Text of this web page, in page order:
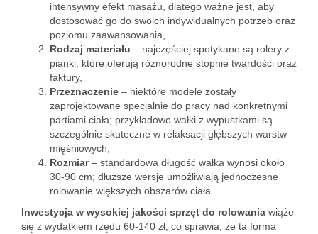
intensywny efekt masażu, dlatego ważne jest, aby
dostosować go do swoich indywidualnych potrzeb oraz
poziomu zaawansowania,
Rodzaj materiału – najczęściej spotykane są rolery z
pianki, które oferują różnorodne stopnie twardości oraz
faktury,
Przeznaczenie – niektóre modele zostały
zaprojektowane specjalnie do pracy nad konkretnymi
partiami ciała; przykładowo wałki z wypustkami są
szczególnie skuteczne w relaksacji głębszych warstw
mięśniowych,
Rozmiar– standardowa długość wałka wynosi około
30-90 cm; dłuższe wersje umożliwiają jednoczesne
rolowanie większych obszarów ciała.
Inwestycja w wysokiej jakości sprzęt do rolowania wiąże
się z wydatkiem rzędu 60-140 zł, co sprawia, że ta forma